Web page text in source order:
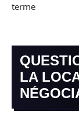
terme
LA